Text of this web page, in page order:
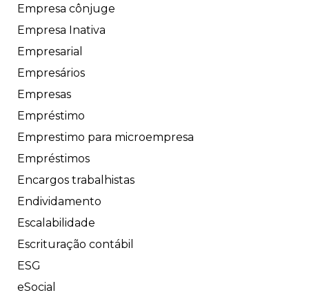
Empresa cônjuge
Empresa Inativa
Empresarial
Empresários
Empresas
Empréstimo
Emprestimo para microempresa
Empréstimos
Encargos trabalhistas
Endividamento
Escalabilidade
Escrituração contábil
ESG
eSocial